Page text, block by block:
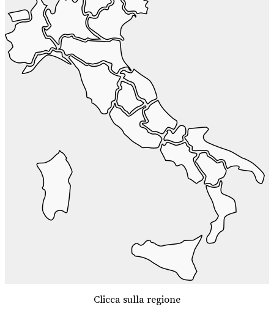
Clicca sulla regione